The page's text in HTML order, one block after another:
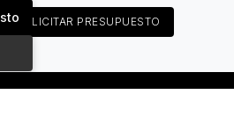
SOLICITAR PRESUPUESTO